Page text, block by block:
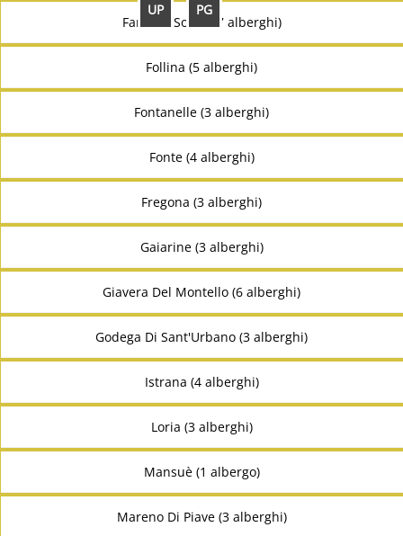
UP PG
Farra Di Soligo (7 alberghi)
Follina (5 alberghi)
Fontanelle (3 alberghi)
Fonte (4 alberghi)
Fregona (3 alberghi)
Gaiarine (3 alberghi)
Giavera Del Montello (6 alberghi)
Godega Di Sant'Urbano (3 alberghi)
Istrana (4 alberghi)
Loria (3 alberghi)
Mansuè (1 albergo)
Mareno Di Piave (3 alberghi)